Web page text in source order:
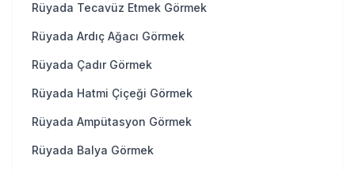
Rüyada Tecavüz Etmek Görmek
Rüyada Ardıç Ağacı Görmek
Rüyada Çadır Görmek
Rüyada Hatmi Çiçeği Görmek
Rüyada Ampütasyon Görmek
Rüyada Balya Görmek